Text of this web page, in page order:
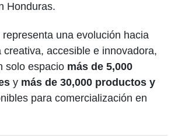
Honduras.
una evolución hacia
creativa, accesible e innovadora,
solo espacio más de 5,000
y más de 30,000 productos y
para comercialización en